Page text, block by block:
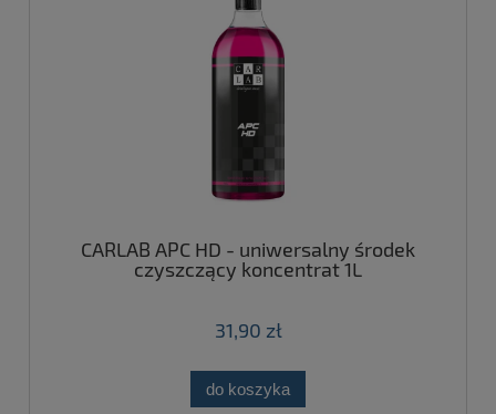
CARLAB APC HD - uniwersalny środek
czyszczący koncentrat 1L
31,90 zł
do koszyka